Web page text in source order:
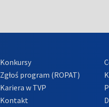
Konkursy
Zgłoś program (ROPAT)
Kariera w TVP
Kontakt